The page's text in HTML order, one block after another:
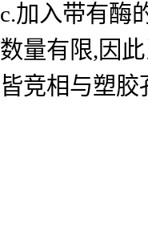
c.加入带有酶
数量有限,因
皆竞相与塑